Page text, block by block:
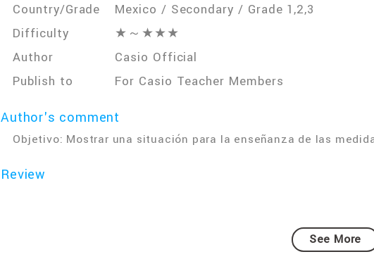
Country/Grade
Mexico / Secondary / Grade 1,2,3
Difficulty
★～★★★
Author
Casio Official
Publish to
For Casio Teacher Members
Author's comment
Objetivo: Mostrar una situación para la enseñanza de las
Review
See More